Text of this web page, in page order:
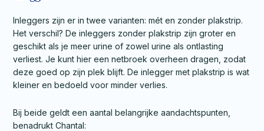
Inleggers zijn er in twee varianten: mét en zonder plakstrip.
Het verschil? De inleggers zonder plakstrip zijn groter en
geschikt als je meer urine of zowel urine als ontlasting
verliest. Je kunt hier een netbroek overheen dragen, zodat
deze goed op zijn plek blijft. De inlegger met plakstrip is wat
kleiner en bedoeld voor minder verlies.
Bij beide geldt een aantal belangrijke aandachtspunten,
benadrukt Chantal: